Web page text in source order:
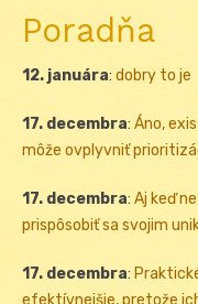
Poradňa
12. januára: dobry to je
17. decembra: Áno,
môže ovplyvniť
17. decembra: Aj keď
prispôsobiť sa svojim
17. decembra: